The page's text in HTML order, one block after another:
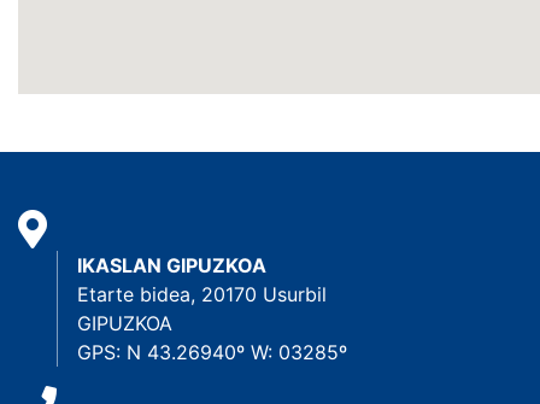
IKASLAN GIPUZKOA
Etarte bidea, 20170 Usurbil
GIPUZKOA
GPS: N 43.26940º W: 03285º